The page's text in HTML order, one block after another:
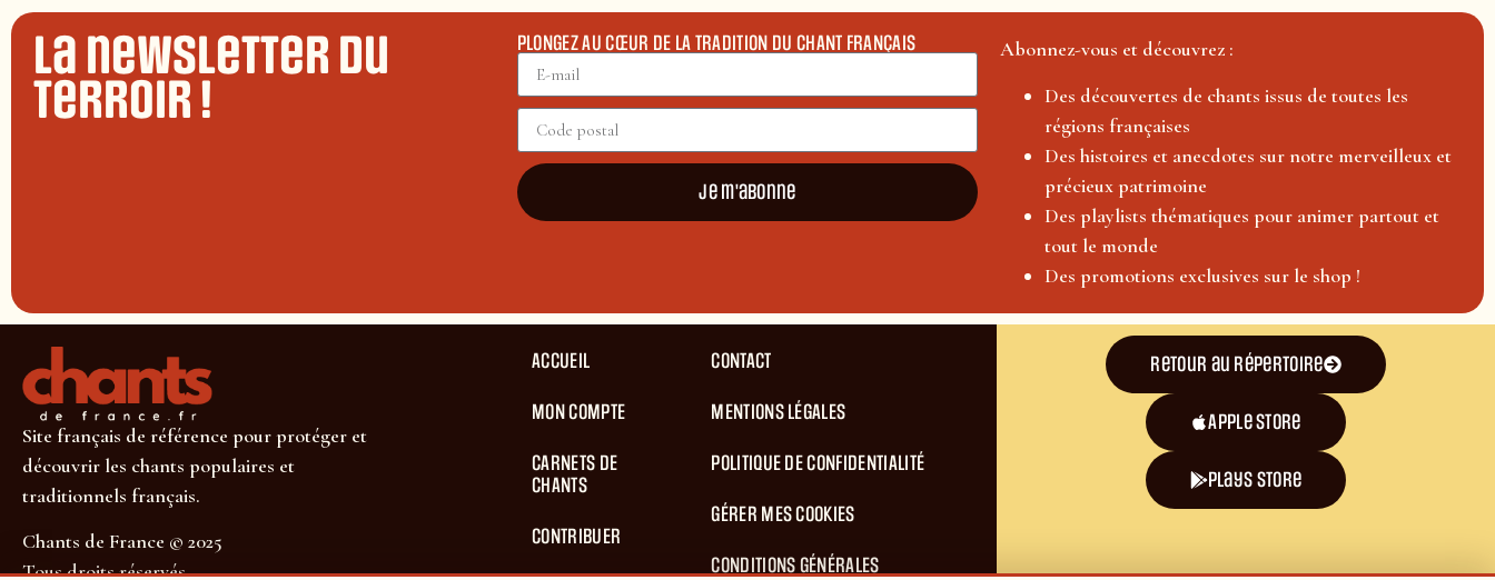
La newsletter du
terroir !
PLONGEZ AU CŒUR DE LA TRADITION DU CHANT FRANÇAIS
Je m'abonne
Abonnez-vous et découvrez :
Des découvertes de chants issus de toutes les
régions françaises
Des histoires et anecdotes sur notre merveilleux et
précieux patrimoine
Des playlists thématiques pour animer partout et
tout le monde
Des promotions exclusives sur le shop !
Site français de référence pour protéger et
découvrir les chants populaires et
traditionnels français.
Chants de France © 2025
Tous droits réservés
ACCUEIL
MON COMPTE
CARNETS DE
CHANTS
CONTRIBUER
CONTACT
MENTIONS LÉGALES
POLITIQUE DE CONFIDENTIALITÉ
GÉRER MES COOKIES
CONDITIONS GÉNÉRALES
Retour au répertoire
Apple Store
plays store